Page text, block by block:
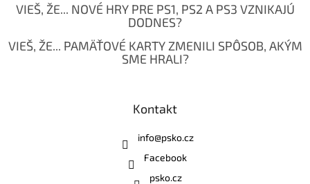
VIEŠ, ŽE... NOVÉ HRY PRE PS1, PS2 A PS3 VZNIKAJÚ
DODNES?
VIEŠ, ŽE... PAMÄŤOVÉ KARTY ZMENILI SPÔSOB, AKÝM
SME HRALI?
Kontakt
info@psko.cz
Facebook
psko.cz